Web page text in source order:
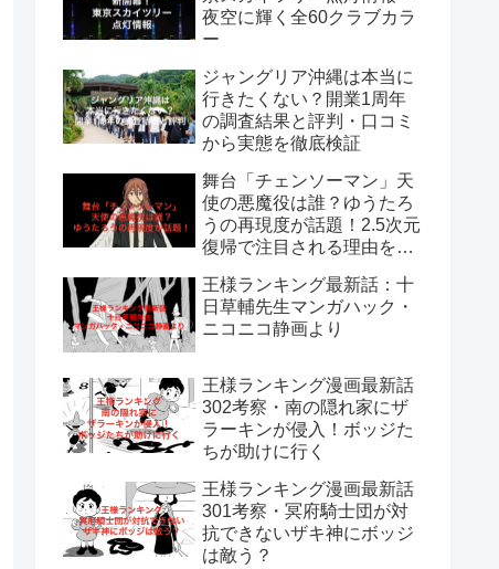
夜空に輝く全60クラブカラ
ー
ジャングリア沖縄は本当に
行きたくない？開業1周年
の調査結果と評判・口コミ
から実態を徹底検証
舞台「チェンソーマン」天
使の悪魔役は誰？ゆうたろ
うの再現度が話題！2.5次元
復帰で注目される理由を解
王様ランキング最新話：十
日草輔先生マンガハック・
ニコニコ静画より
王様ランキング漫画最新話
302考察・南の隠れ家にザ
ラーキンが侵入！ボッジた
ちが助けに行く
王様ランキング漫画最新話
301考察・冥府騎士団が対
抗できないザキ神にボッジ
は敵う？